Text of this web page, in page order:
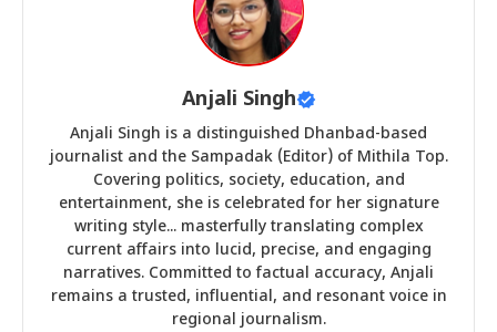
Anjali Singh
Anjali Singh is a distinguished Dhanbad-based
journalist and the Sampadak (Editor) of Mithila Top.
Covering politics, society, education, and
entertainment, she is celebrated for her signature
writing style... masterfully translating complex
current affairs into lucid, precise, and engaging
narratives. Committed to factual accuracy, Anjali
remains a trusted, influential, and resonant voice in
regional journalism.